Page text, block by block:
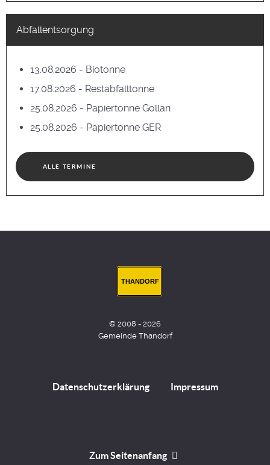
Abfallentsorgung
13.08.2026 - Biotonne
17.08.2026 - Restabfalltonne
25.08.2026 - Papiertonne Gollan
25.08.2026 - Papiertonne GER
ALLE TERMINE
THANDORF
© 2008 - 2026
Gemeinde Thandorf
Datenschutzerklärung Impressum
Zum Seitenanfang